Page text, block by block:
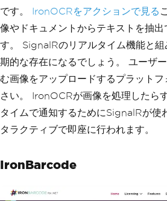
です。 IronOCRをアクションで見る
像やドキュメントからテキストを抽出
す。 SignalRのリアルタイム機能と
期的な存在になるでしょう。 ユーザ
む画像をアップロードするプラット
さい。 IronOCRが画像を処理したら
タイムで通知するためにSignalRが使
タラクティブで即座に行われます。
IronBarcode